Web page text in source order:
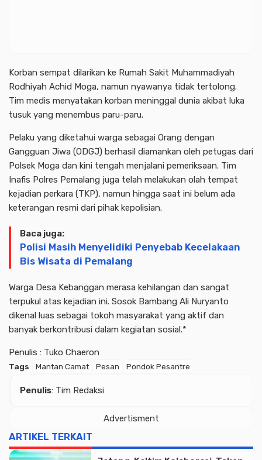
Korban sempat dilarikan ke Rumah Sakit Muhammadiyah
Rodhiyah Achid Moga, namun nyawanya tidak tertolong.
Tim medis menyatakan korban meninggal dunia akibat luka
tusuk yang menembus paru-paru.
Pelaku yang diketahui warga sebagai Orang dengan
Gangguan Jiwa (ODGJ) berhasil diamankan oleh petugas dari
Polsek Moga dan kini tengah menjalani pemeriksaan. Tim
Inafis Polres Pemalang juga telah melakukan olah tempat
kejadian perkara (TKP), namun hingga saat ini belum ada
keterangan resmi dari pihak kepolisian.
Baca juga:
Polisi Masih Menyelidiki Penyebab Kecelakaan
Bis Wisata di Pemalang
Warga Desa Kebanggan merasa kehilangan dan sangat
terpukul atas kejadian ini. Sosok Bambang Ali Nuryanto
dikenal luas sebagai tokoh masyarakat yang aktif dan
banyak berkontribusi dalam kegiatan sosial.*
Penulis : Tuko Chaeron
Tags Mantan Camat Pesan Pondok Pesantre
Penulis: Tim Redaksi
Advertisment
ARTIKEL TERKAIT